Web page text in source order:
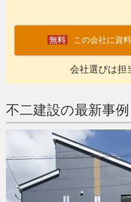
この会社に資
会社選びは担
不二建設の最新事例